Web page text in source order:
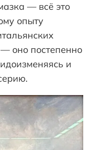
— всё это
опыту
оно постепенно
и